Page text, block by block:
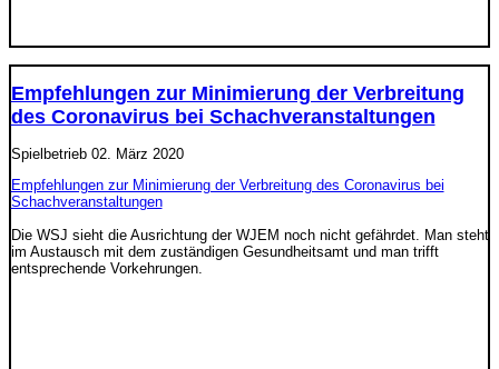
Empfehlungen zur Minimierung der Verbreitung
des Coronavirus bei Schachveranstaltungen
Spielbetrieb 02. März 2020
Empfehlungen zur Minimierung der Verbreitung des Coronavirus bei
Schachveranstaltungen
Die WSJ sieht die Ausrichtung der WJEM noch nicht gefährdet. Man steht
im Austausch mit dem zuständigen Gesundheitsamt und man trifft
entsprechende Vorkehrungen.